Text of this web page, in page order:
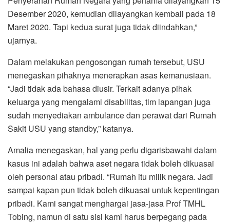
Desember 2020, kemudian dilayangkan kembali pada 18
Maret 2020. Tapi kedua surat juga tidak diindahkan,”
ujarnya.
Dalam melakukan pengosongan rumah tersebut, USU
menegaskan pihaknya menerapkan asas kemanusiaan.
“Jadi tidak ada bahasa diusir. Terkait adanya pihak
keluarga yang mengalami disabilitas, tim lapangan juga
sudah menyediakan ambulance dan perawat dari Rumah
Sakit USU yang standby,” katanya.
Amalia menegaskan, hal yang perlu digarisbawahi dalam
kasus ini adalah bahwa aset negara tidak boleh dikuasai
oleh personal atau pribadi. “Rumah itu milik negara. Jadi
sampai kapan pun tidak boleh dikuasai untuk kepentingan
pribadi. Kami sangat menghargai jasa-jasa Prof TMHL
Tobing, namun di satu sisi kami harus berpegang pada